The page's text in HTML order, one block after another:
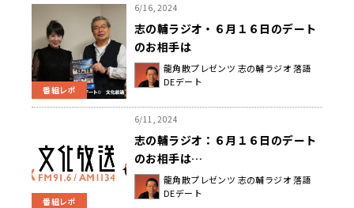
番組レポ
6/16, 2024
志の輔ラジオ・６月１６日のデート
のお相手は
龍角散プレゼンツ 志の輔ラジオ 落語
DEデート
番組レポ
6/11, 2024
志の輔ラジオ：６月１６日のデート
のお相手は…
龍角散プレゼンツ 志の輔ラジオ 落語
DEデート